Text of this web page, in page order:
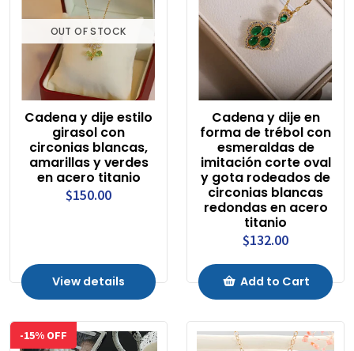
OUT OF STOCK
Cadena y dije estilo
girasol con
circonias blancas,
amarillas y verdes
en acero titanio
$150.00
View details
Cadena y dije en
forma de trébol con
esmeraldas de
imitación corte oval
y gota rodeados de
circonias blancas
redondas en acero
titanio
$132.00
Add to Cart
-15% OFF